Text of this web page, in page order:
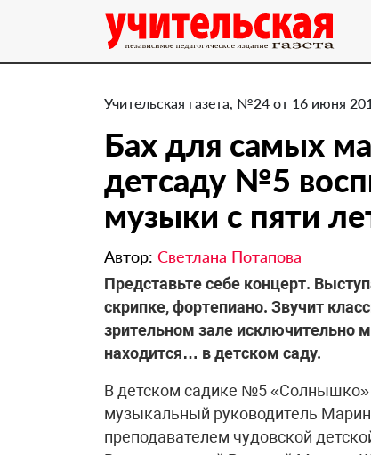
Учительская газета, №24 от 16 июня
Бах для самых
детсаду №5
музыки с пяти
Автор: Светлана Потапова
Представьте себе концерт.
скрипке, фортепиано. Звучит
зрительном зале исключительно
находится… в детском саду.
В детском садике №5 «Солнышко»
музыкальный руководитель
преподавателем чудовской